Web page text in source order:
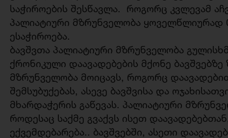
საჭიროების შესწავლა. როგორც კვლევამ
პალიატიური მზრუნველობა ყოველწლიურად
ესაჭიროება.
ბავშვთა პალიატიური მზრუნველობა
ქრონიკული დაავადებების მქონე ბავშვებზე
მზრუნველობა მოიცავს, როგორც
შემსუბუქებას, ასევე ბავშვისა და
მხარდაჭერის გაწევას. პალიატიური
როდესაც საქმე გვაქვს ისეთ
ექვემდებარება.. ბავშვებში, ასეთი